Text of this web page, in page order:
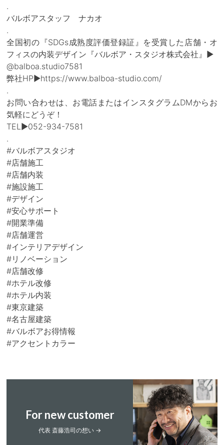
.
バルボアスタッフ ナカオ
.
全国初の『SDGs成熟度評価登録証』を受賞した店舗・オ
フィスの内装デザイン『バルボア・スタジオ株式会社』▶
@balboa.studio7581
弊社HP▶https://www.balboa-studio.com/
.
お問い合わせは、お電話またはインスタグラムDMからお
気軽にどうぞ！
TEL▶052-934-7581
.
#バルボアスタジオ
#店舗施工
#店舗内装
#施設施工
#デザイン
#安心サポート
#開業準備
#店舗運営
#インテリアデザイン
#リノベーション
#店舗改修
#ホテル改修
#ホテル内装
#東京建築
#名古屋建築
#バルボアお得情報
#アクセントカラー
For new customer
代表 斎藤浩司の想い →